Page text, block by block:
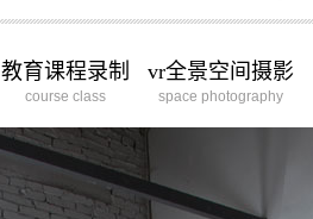
教育课程录制
course class
vr全景空间摄影
space photography